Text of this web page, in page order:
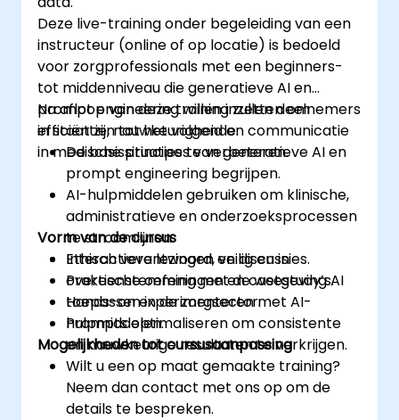
Deze live-training onder begeleiding van een
instructeur (online of op locatie) is bedoeld
voor zorgprofessionals met een beginners-
tot middenniveau die generatieve AI en
prompt engineering willen inzetten om
efficiëntie, nauwkeurigheid en communicatie
in medische situaties te verbeteren.
Na afloop van deze training zullen deelnemers
in staat zijn tot het volgende:
De basisprincipes van generatieve AI en
prompt engineering begrijpen.
AI-hulpmiddelen gebruiken om klinische,
administratieve en onderzoeksprocessen
te stroomlijnen.
Ethisch verantwoord, veilig en in
overeenstemming met de wetgeving AI
toepassen in de zorgsector.
Prompts optimaliseren om consistente
en nauwkeurige resultaten te verkrijgen.
Vorm van de cursus
Interactieve lezingen en discussies.
Praktische oefeningen en casestudy’s.
Hands-on experimenteren met AI-
hulpmiddelen.
Mogelijkheden tot cursusaanpassing
Wilt u een op maat gemaakte training?
Neem dan contact met ons op om de
details te bespreken.